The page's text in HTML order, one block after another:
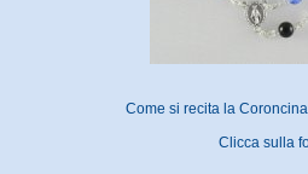
Come si recita la
Clicca sulla